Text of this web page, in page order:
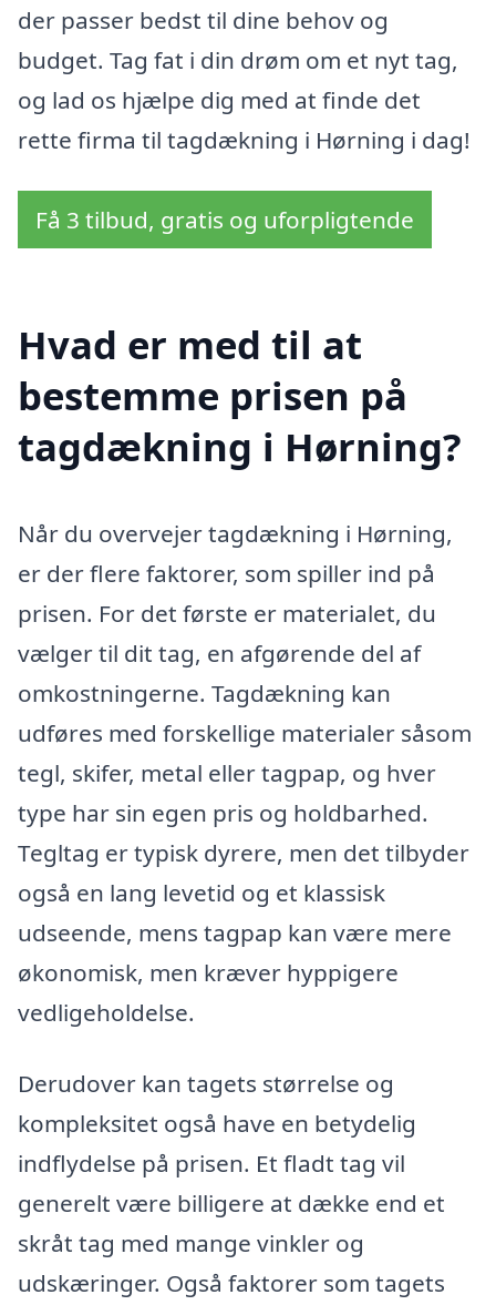
der passer bedst til dine behov og
budget. Tag fat i din drøm om et nyt tag,
og lad os hjælpe dig med at finde det
rette firma til tagdækning i Hørning i dag!
Få 3 tilbud, gratis og uforpligtende
Hvad er med til at
bestemme prisen på
tagdækning i Hørning?
Når du overvejer tagdækning i Hørning,
er der flere faktorer, som spiller ind på
prisen. For det første er materialet, du
vælger til dit tag, en afgørende del af
omkostningerne. Tagdækning kan
udføres med forskellige materialer såsom
tegl, skifer, metal eller tagpap, og hver
type har sin egen pris og holdbarhed.
Tegltag er typisk dyrere, men det tilbyder
også en lang levetid og et klassisk
udseende, mens tagpap kan være mere
økonomisk, men kræver hyppigere
vedligeholdelse.
Derudover kan tagets størrelse og
kompleksitet også have en betydelig
indflydelse på prisen. Et fladt tag vil
generelt være billigere at dække end et
skråt tag med mange vinkler og
udskæringer. Også faktorer som tagets